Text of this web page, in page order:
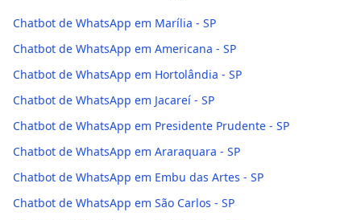
Chatbot de WhatsApp em Marília - SP
Chatbot de WhatsApp em Americana - SP
Chatbot de WhatsApp em Hortolândia - SP
Chatbot de WhatsApp em Jacareí - SP
Chatbot de WhatsApp em Presidente Prudente - SP
Chatbot de WhatsApp em Araraquara - SP
Chatbot de WhatsApp em Embu das Artes - SP
Chatbot de WhatsApp em São Carlos - SP